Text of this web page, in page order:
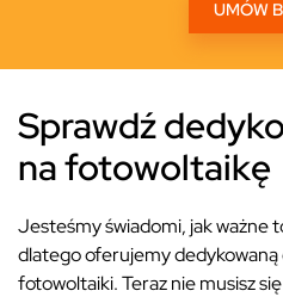
Sprawdź
na fotowoltaikę
Jesteśmy świadomi, jak ważne
dlatego oferujemy
fotowoltaiki. Teraz nie musisz